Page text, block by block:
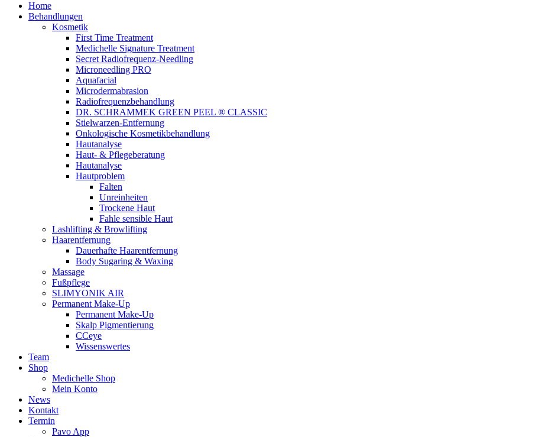
Home
Behandlungen
Kosmetik
First Time Treatment
Medichelle Signature Treatment
Secret Radiofrequenz-Needling
Microneedling PRO
Aquafacial
Microdermabrasion
Radiofrequenzbehandlung
DR. SCHRAMMEK GREEN PEEL ® CLASSIC
Stielwarzen-Entfernung
Onkologische Kosmetikbehandlung
Hautanalyse
Haut- & Pflegeberatung
Hautanalyse
Hautproblem
Falten
Unreinheiten
Trockene Haut
Fahle sensible Haut
Lashlifting & Browlifting
Haarentfernung
Dauerhafte Haarentfernung
Body Sugaring & Waxing
Massage
Fußpflege
SLIMYONIK AIR
Permanent Make-Up
Permanent Make-Up
Skalp Pigmentierung
CCeye
Wissenswertes
Team
Shop
Medichelle Shop
Mein Konto
News
Kontakt
Termin
Pavo App